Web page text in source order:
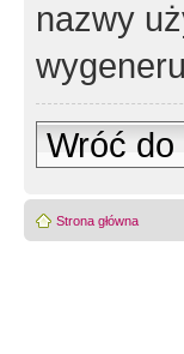
nazwy
Wróć
Strona główna